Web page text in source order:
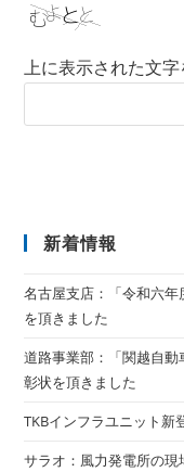
上に表示された文字
新着情報
名古屋支店：「令和六
を頂きました
道路事業部：「関越自
彰状を頂きました
TKBインフラユニット新
サラオ：風力発電所の